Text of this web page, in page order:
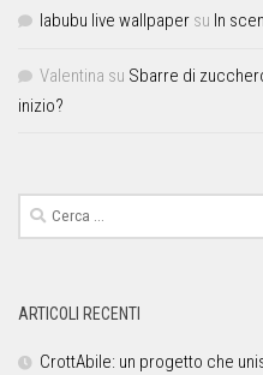
labubu live wallpaper su In
Valentina su Sbarre di
inizio?
ARTICOLI RECENTI
CrottAbile: un progetto che